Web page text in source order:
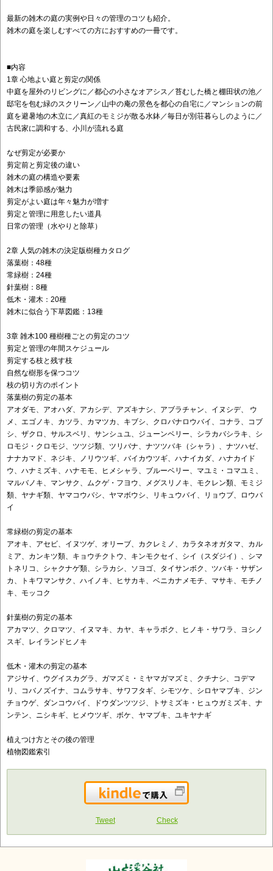
最新の雑木の庭の実例や日々の管理のコツも紹介。
雑木の庭を楽しむすべての方におすすめの一冊です。
■内容
1章 心地よい庭と剪定の関係
中庭を屋外のリビングに／都心の小さなオアシス／苔むした橋と棚田状の池／
邸宅を包む緑のスクリーン／山中の庵の景色を都心の自宅に／マンションの前
庭を避暑地の木立に／真紅のモミジが散る水鉢／毎日が別荘暮らしのように／
古民家に調和する、小川が流れる庭
なぜ剪定が必要か
剪定前と剪定後の違い
雑木の庭の構造や要素
雑木は季節感が魅力
剪定がよい庭は年々魅力が増す
剪定と管理に用意したい道具
日常の管理（水やりと除草）
2章 人気の雑木の決定版樹種カタログ
落葉樹：48種
常緑樹：24種
針葉樹：8種
低木・灌木：20種
雑木に似合う下草図鑑：13種
3章 雑木100 種樹種ごとの剪定のコツ
剪定と管理の年間スケジュール
剪定する枝と残す枝
自然な樹形を保つコツ
枝の切り方のポイント
落葉樹の剪定の基本
アオダモ、アオハダ、アカシデ、アズキナシ、アブラチャン、イヌシデ、 ウ
メ、エゴノキ、カツラ、カマツカ、キブシ、クロバナロウバイ、コナラ、コブ
シ、ザクロ、サルスベリ、サンシュユ、ジューンベリー、シラカバシラキ、シ
ロモジ・クロモジ、ツツジ類、ツリバナ、ナツツバキ（シャラ）、ナツハゼ、
ナナカマド、ネジキ、ノリウツギ、バイカウツギ、ハナイカダ、ハナカイド
ウ、ハナミズキ、ハナモモ、ヒメシャラ、ブルーベリー、マユミ・コマユミ、
マルバノキ、マンサク、ムクゲ・フヨウ、メグスリノキ、モクレン類、モミジ
類、ヤナギ類、ヤマコウバシ、ヤマボウシ、リキュウバイ、リョウブ、ロウバ
イ
常緑樹の剪定の基本
アオキ、アセビ、イヌツゲ、オリーブ、カクレミノ、カラタネオガタマ、カル
ミア、カンキツ類、キョウチクトウ、キンモクセイ、シイ（スダジイ）、シマ
トネリコ、シャクナゲ類、シラカシ、ソヨゴ、タイサンボク、ツバキ・サザン
カ、トキワマンサク、ハイノキ、ヒサカキ、ベニカナメモチ、マサキ、モチノ
キ、モッコク
針葉樹の剪定の基本
アカマツ、クロマツ、イヌマキ、カヤ、キャラボク、ヒノキ・サワラ、ヨシノ
スギ、レイランドヒノキ
低木・灌木の剪定の基本
アジサイ、ウグイスカグラ、ガマズミ・ミヤマガマズミ、クチナシ、コデマ
リ、コバノズイナ、コムラサキ、サワフタギ、シモツケ、シロヤマブキ、ジン
チョウゲ、ダンコウバイ、ドウダンツツジ、トサミズキ・ヒュウガミズキ、ナ
ンテン、ニシキギ、ヒメウツギ、ボケ、ヤマブキ、ユキヤナギ
植えつけ方とその後の管理
植物図鑑索引
Kindleで購入
Tweet Check